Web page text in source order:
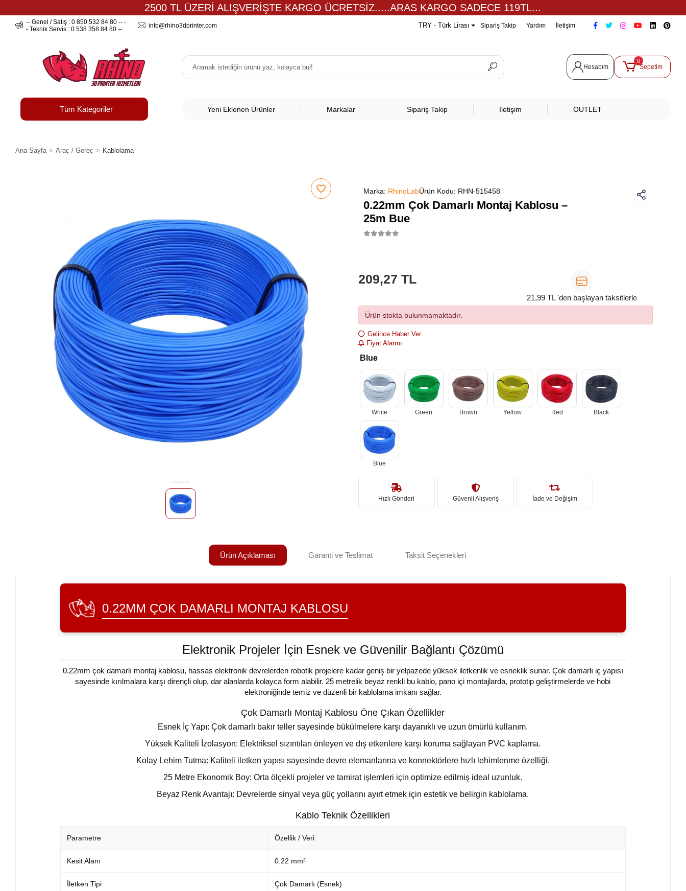
2500 TL ÜZERİ ALIŞVERİŞTE KARGO ÜCRETSİZ.....ARAS KARGO SADECE 119TL...
-- Genel / Satış : 0 850 532 84 80 -- -
- Teknik Servis : 0 538 358 84 80 --
info@rhino3dprinter.com TRY - Türk Lirası Sipariş Takip Yardım İletişim
Hesabım
0
Sepetim
Tüm Kategoriler Yeni Eklenen Ürünler Markalar Sipariş Takip İletişim OUTLET
Ana Sayfa Araç / Gereç Kablolama
Marka: RhinoLabÜrün Kodu: RHN-515458
0.22mm Çok Damarlı Montaj Kablosu –
25m Bue
209,27 TL
21,99 TL 'den başlayan taksitlerle
Ürün stokta bulunmamaktadır.
Gelince Haber Ver
Fiyat Alarmı
Blue
White Green Brown Yellow Red Black
Blue
Hızlı Gönderi Güvenli Alışveriş İade ve Değişim
Ürün Açıklaması Garanti ve Teslimat Taksit Seçenekleri
0.22MM ÇOK DAMARLI MONTAJ KABLOSU
Elektronik Projeler İçin Esnek ve Güvenilir Bağlantı Çözümü
0.22mm çok damarlı montaj kablosu, hassas elektronik devrelerden robotik projelere kadar geniş bir yelpazede yüksek iletkenlik ve esneklik sunar. Çok damarlı iç yapısı
sayesinde kırılmalara karşı dirençli olup, dar alanlarda kolayca form alabilir. 25 metrelik beyaz renkli bu kablo, pano içi montajlarda, prototip geliştirmelerde ve hobi
elektroniğinde temiz ve düzenli bir kablolama imkanı sağlar.
Çok Damarlı Montaj Kablosu Öne Çıkan Özellikler
Esnek İç Yapı: Çok damarlı bakır teller sayesinde bükülmelere karşı dayanıklı ve uzun ömürlü kullanım.
Yüksek Kaliteli İzolasyon: Elektriksel sızıntıları önleyen ve dış etkenlere karşı koruma sağlayan PVC kaplama.
Kolay Lehim Tutma: Kaliteli iletken yapısı sayesinde devre elemanlarına ve konnektörlere hızlı lehimlenme özelliği.
25 Metre Ekonomik Boy: Orta ölçekli projeler ve tamirat işlemleri için optimize edilmiş ideal uzunluk.
Beyaz Renk Avantajı: Devrelerde sinyal veya güç yollarını ayırt etmek için estetik ve belirgin kablolama.
Kablo Teknik Özellikleri
Parametre Özellik / Veri
Kesit Alanı 0.22 mm²
İletken Tipi Çok Damarlı (Esnek)